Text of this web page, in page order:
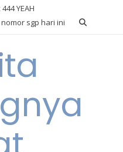
YEAH
nomor sgp hari ini